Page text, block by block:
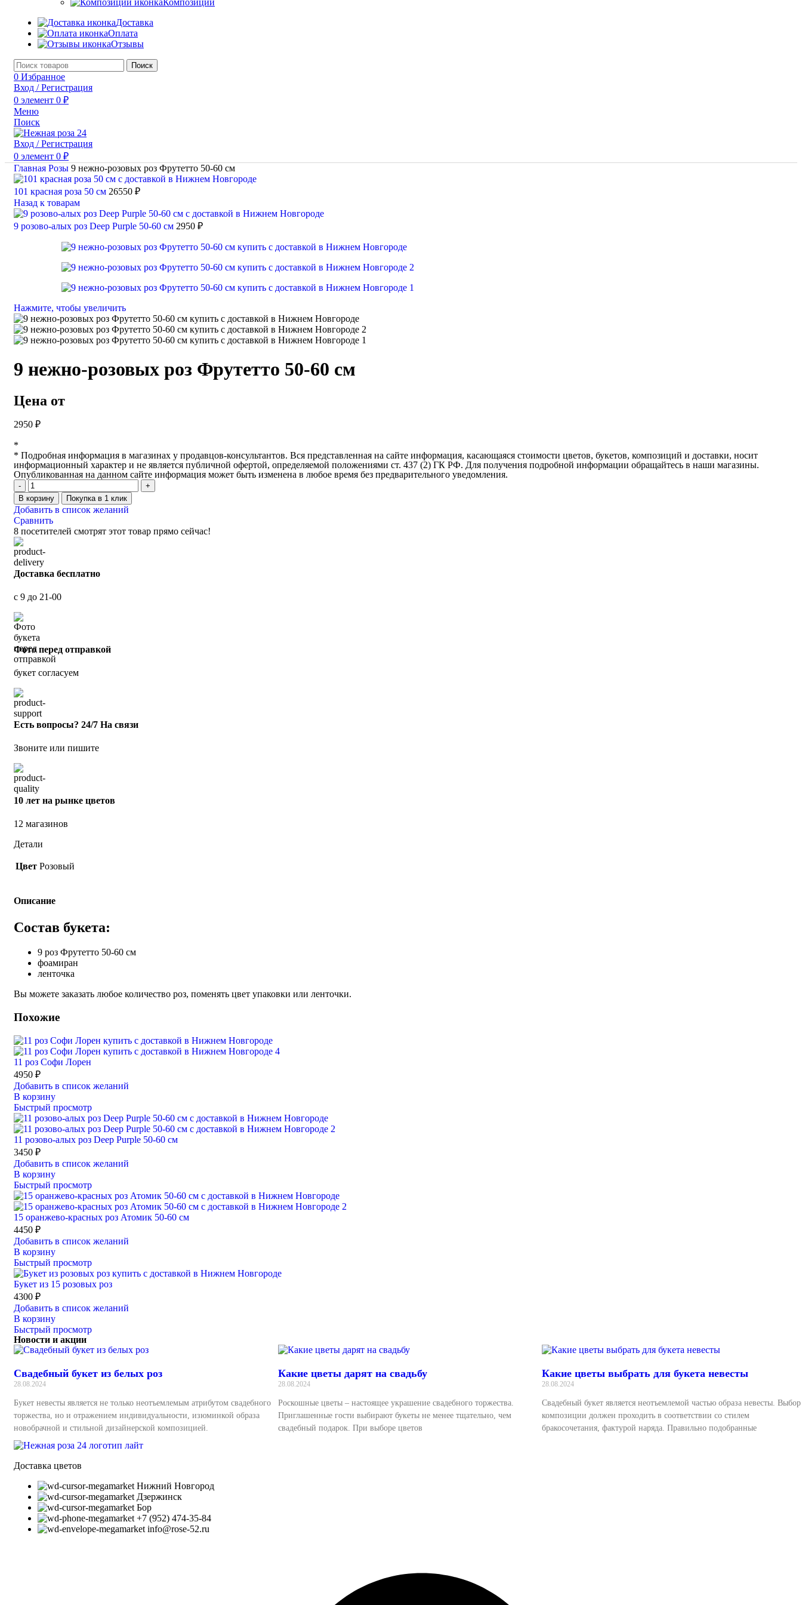
Композиции
Доставка
Оплата
Отзывы
Поиск
0 Избранное
Вход / Регистрация
0 элемент 0 ₽
Меню
Поиск
Вход / Регистрация
0 элемент 0 ₽
Главная Розы 9 нежно-розовых роз Фрутетто 50-60 см
101 красная роза 50 см 26550 ₽
Назад к товарам
9 розово-алых роз Deep Purple 50-60 см 2950 ₽
Нажмите, чтобы увеличить
9 нежно-розовых роз Фрутетто 50-60 см
Цена от
2950 ₽
*
* Подробная информация в магазинах у продавцов-консультантов. Вся представленная на сайте информация, касающаяся стоимости цветов, букетов, композиций и доставки, носит
информационный характер и не является публичной офертой, определяемой положениями ст. 437 (2) ГК РФ. Для получения подробной информации обращайтесь в наши магазины.
Опубликованная на данном сайте информация может быть изменена в любое время без предварительного уведомления.
В корзину Покупка в 1 клик
Добавить в список желаний
Сравнить
8 посетителей смотрят этот товар прямо сейчас!
Доставка бесплатно
с 9 до 21-00
Фото перед отправкой
букет согласуем
Есть вопросы? 24/7 На связи
Звоните или пишите
10 лет на рынке цветов
12 магазинов
Детали
Цвет Розовый
Описание
Состав букета:
9 роз Фрутетто 50-60 см
фоамиран
ленточка
Вы можете заказать любое количество роз, поменять цвет упаковки или ленточки.
Похожие
11 роз Софи Лорен
4950 ₽
Добавить в список желаний
В корзину
Быстрый просмотр
11 розово-алых роз Deep Purple 50-60 см
3450 ₽
Добавить в список желаний
В корзину
Быстрый просмотр
15 оранжево-красных роз Атомик 50-60 см
4450 ₽
Добавить в список желаний
В корзину
Быстрый просмотр
Букет из 15 розовых роз
4300 ₽
Добавить в список желаний
В корзину
Быстрый просмотр
Новости и акции
Свадебный букет из белых роз
28.08.2024
Букет невесты является не только неотъемлемым атрибутом свадебного
торжества, но и отражением индивидуальности, изюминкой образа
новобрачной и стильной дизайнерской композицией.
Какие цветы дарят на свадьбу
28.08.2024
Роскошные цветы – настоящее украшение свадебного торжества.
Приглашенные гости выбирают букеты не менее тщательно, чем
свадебный подарок. При выборе цветов
Какие цветы выбрать для букета невесты
28.08.2024
Свадебный букет является неотъемлемой частью образа невесты. Выбор
композиции должен проходить в соответствии со стилем
бракосочетания, фактурой наряда. Правильно подобранные
Доставка цветов
Нижний Новгород
Дзержинск
Бор
+7 (952) 474-35-84
info@rose-52.ru